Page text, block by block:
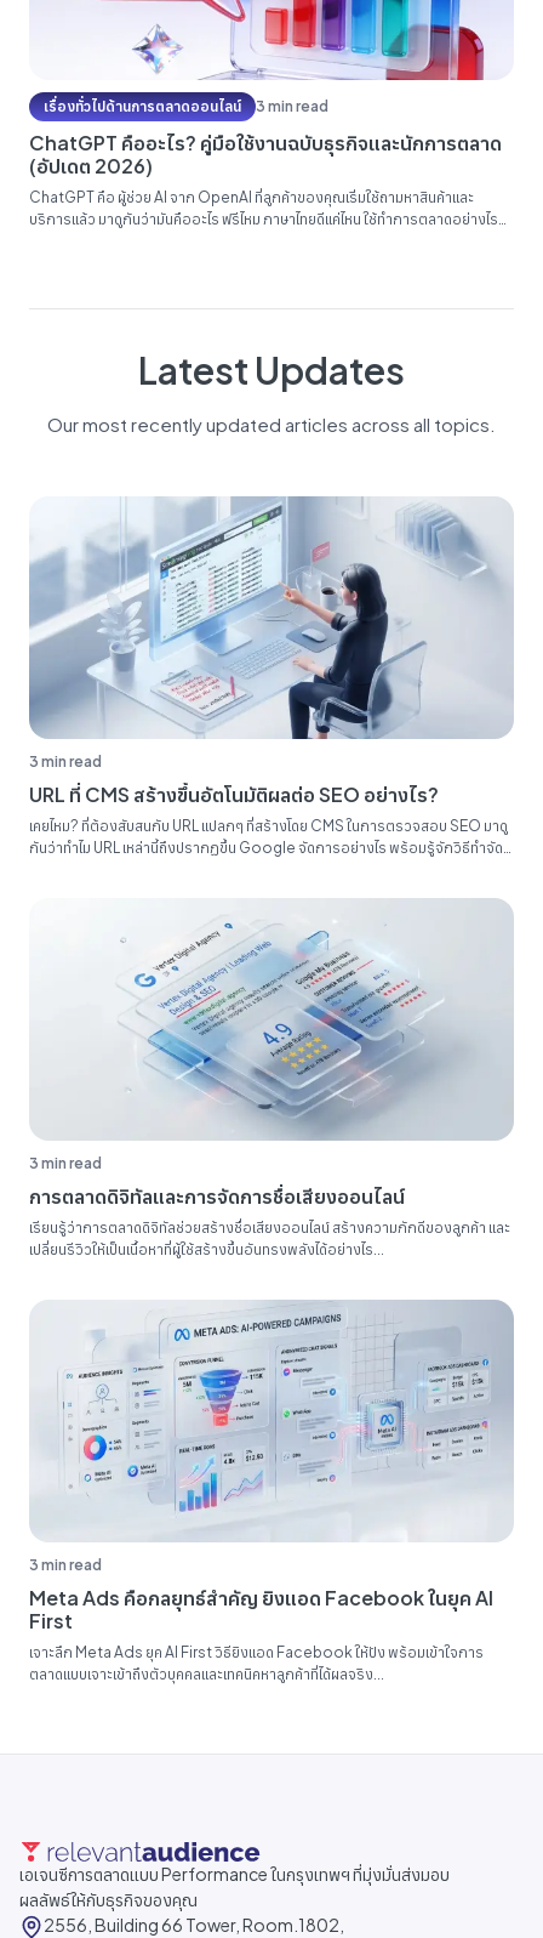
เรื่องทั่วไปด้านการตลาดออนไลน์ 3 min read
ChatGPT คืออะไร? คู่มือใช้งานฉบับธุรกิจและนักการตลาด
(อัปเดต 2026)
ChatGPT คือ ผู้ช่วย AI จาก OpenAI ที่ลูกค้าของคุณเริ่มใช้ถามหาสินค้าและ
บริการแล้ว มาดูกันว่ามันคืออะไร ฟรีไหม ภาษาไทยดีแค่ไหน ใช้ทำการตลาดอย่างไร
Latest Updates
Our most recently updated articles across all topics.
3 min read
URL ที่ CMS สร้างขึ้นอัตโนมัติผลต่อ SEO อย่างไร?
เคยไหม? ที่ต้องสับสนกับ URL แปลกๆ ที่สร้างโดย CMS ในการตรวจสอบ SEO มาดู
กันว่าทำไม URL เหล่านี้ถึงปรากฏขึ้น Google จัดการอย่างไร พร้อมรู้จักวิธีทำจัด
3 min read
การตลาดดิจิทัลและการจัดการชื่อเสียงออนไลน์
เรียนรู้ว่าการตลาดดิจิทัลช่วยสร้างชื่อเสียงออนไลน์ สร้างความภักดีของลูกค้า และ
เปลี่ยนรีวิวให้เป็นเนื้อหาที่ผู้ใช้สร้างขึ้นอันทรงพลังได้อย่างไร...
3 min read
Meta Ads คือกลยุทธ์สำคัญ ยิงแอด Facebook ในยุค AI
First
เจาะลึก Meta Ads ยุค AI First วิธียิงแอด Facebook ให้ปัง พร้อมเข้าใจการ
ตลาดแบบเจาะเข้าถึงตัวบุคคลและเทคนิคหาลูกค้าที่ได้ผลจริง...
เอเจนซีการตลาดแบบ Performance ในกรุงเทพฯ ที่มุ่งมั่นส่งมอบ
ผลลัพธ์ให้กับธุรกิจของคุณ
2556, Building 66 Tower, Room.1802,